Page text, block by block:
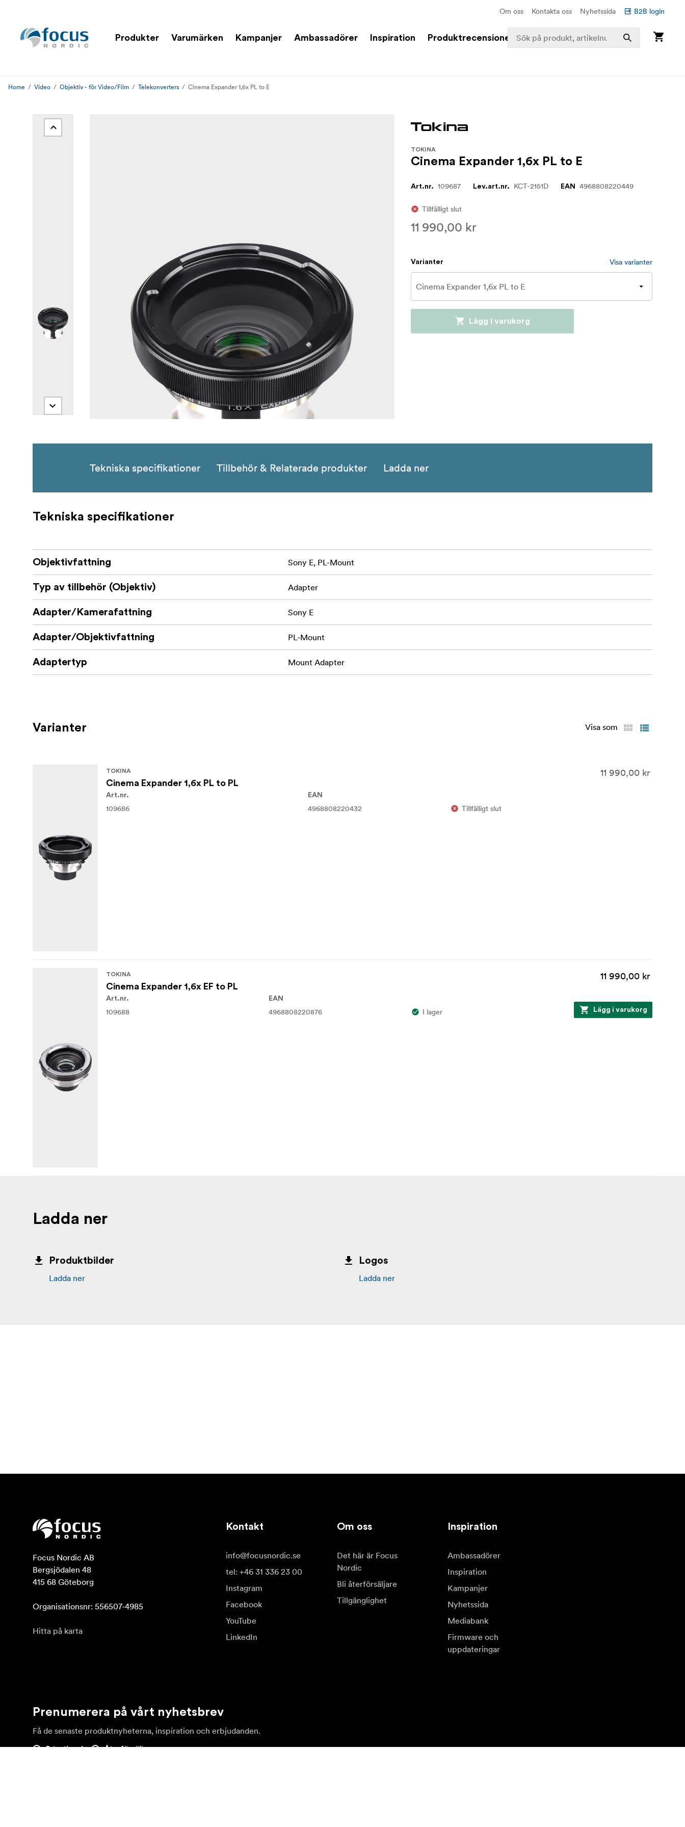
Om oss Kontakta oss Nyhetssida B2B login
Produkter Varumärken Kampanjer Ambassadörer Inspiration Produktrecensioner
Home Video Objektiv - för Video/Film Telekonverters Cinema Expander 1,6x PL to E
TOKINA
Cinema Expander 1,6x PL to E
Art.nr. 109687 Lev.art.nr. KCT-2151D EAN 4968808220449
Tillfälligt slut
11 990,00 kr
Varianter Visa varianter
Lägg i varukorg
Tekniska specifikationer Tillbehör & Relaterade produkter Ladda ner
Tekniska specifikationer
Objektivfattning Sony E, PL-Mount
Typ av tillbehör (Objektiv) Adapter
Adapter/Kamerafattning Sony E
Adapter/Objektivfattning PL-Mount
Adaptertyp Mount Adapter
Varianter Visa som
TOKINA
Cinema Expander 1,6x PL to PL
11 990,00 kr
Art.nr.
109686
EAN
4968808220432 Tillfälligt slut
TOKINA
Cinema Expander 1,6x EF to PL
11 990,00 kr
Art.nr.
109688
EAN
4968808220876 I lager Lägg i varukorg
Ladda ner
Produktbilder
Ladda ner
Logos
Ladda ner
Focus Nordic AB
Bergsjödalen 48
415 68 Göteborg
Organisationsnr: 556507-4985
Hitta på karta
Kontakt
info@focusnordic.se
tel: +46 31 336 23 00
Instagram
Facebook
YouTube
LinkedIn
Om oss
Det här är Focus
Nordic
Bli återförsäljare
Tillgänglighet
Inspiration
Ambassadörer
Inspiration
Kampanjer
Nyhetssida
Mediabank
Firmware och
uppdateringar
Prenumerera på vårt nyhetsbrev
Få de senaste produktnyheterna, inspiration och erbjudanden.
Privatkund Återförsäljare